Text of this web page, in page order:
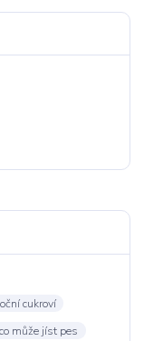
cukroví
co může jíst pes